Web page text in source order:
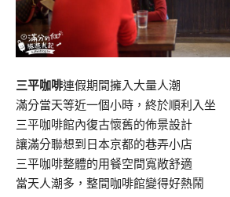
三平咖啡連假期間擁入大量人潮
滿分當天等近一個小時，終於順利入坐
三平咖啡館內復古懷舊的佈景設計
讓滿分聯想到日本京都的巷弄小店
三平咖啡整體的用餐空間寬敞舒適
當天人潮多，整間咖啡館變得好熱鬧